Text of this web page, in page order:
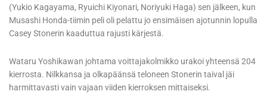
(Yukio Kagayama, Ryuichi Kiyonari, Noriyuki Haga) sen jälkeen, kun
Musashi Honda-tiimin peli oli pelattu jo ensimäisen ajotunnin lopulla
Casey Stonerin kaaduttua rajusti kärjestä.
Wataru Yoshikawan johtama voittajakolmikko urakoi yhteensä 204
kierrosta. Nilkkansa ja olkapäänsä teloneen Stonerin taival jäi
harmittavasti vain vajaan viiden kierroksen mittaiseksi.